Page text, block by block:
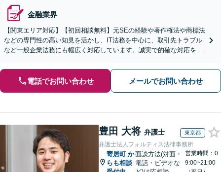
金融業界
【関東エリア対応】【初回相談無料】元SEの経験や著作権法や商標法
などの専門性の高い知見を活かし、IT法務を中心に、取引先トラブル
など一般企業法務にも幅広く対応しています。誠実で的確な対応を心
電話でお問い合わせ メールでお問い合わせ
豊田 大将 弁護士 東京都
弁護士法人フォルティス法律事務所
寄居町 か
らも相談
面談方法(対面・
電話・ビデオな
営業時間：0
9:00~21:00